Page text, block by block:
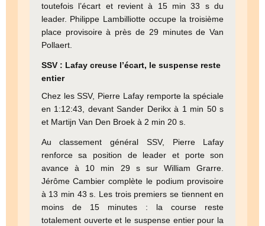
toutefois l’écart et revient à 15 min 33 s du
leader. Philippe Lambilliotte occupe la troisième
place provisoire à près de 29 minutes de Van
Pollaert.
SSV : Lafay creuse l’écart, le suspense reste
entier
Chez les SSV, Pierre Lafay remporte la spéciale
en 1:12:43, devant Sander Derikx à 1 min 50 s
et Martijn Van Den Broek à 2 min 20 s.
Au classement général SSV, Pierre Lafay
renforce sa position de leader et porte son
avance à 10 min 29 s sur William Grarre.
Jérôme Cambier complète le podium provisoire
à 13 min 43 s. Les trois premiers se tiennent en
moins de 15 minutes : la course reste
totalement ouverte et le suspense entier pour la